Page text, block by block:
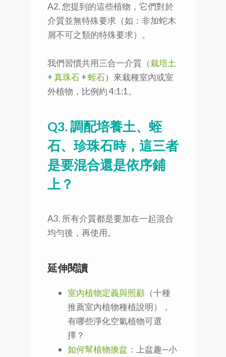
A2. 您提到的這些植物，它們對於
介質並無特殊要求（如：非加蛇木
屑不可之類的特殊要求）。
我們習慣共用三合一介質（栽培土
+真珠石+蛭石）來栽種室內或室
外植物，比例約 4:1:1。
Q3. 調配培養土、蛭
石、珍珠石時，這三者
是要混合還是依序鋪
上？
A3. 所有介質都是要加在一起混合
均勻後，再使用。
延伸閱讀
室內植物定義與照顧 （十種
推薦室內植物種植說明），
有哪些淨化空氣植物可選
擇？
如何幫植物換盆 ：上盆趣—小